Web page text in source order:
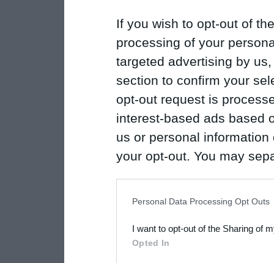
If you wish to opt-out of
processing of your
targeted advertising by
section to confirm your
opt-out request is
interest-based ads based
us or personal
your opt-out. You may
Downstream Participants
third parties.
Personal Data Processing Opt Outs
I want to opt-out of the Sharing of
Opted In